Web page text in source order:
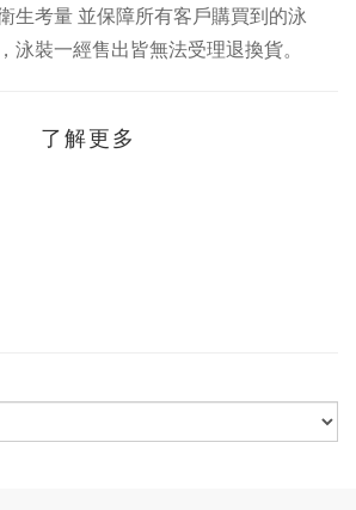
生考量 並保障所有客戶購買到的泳
泳裝一經售出皆無法受理退換貨。
了解更多